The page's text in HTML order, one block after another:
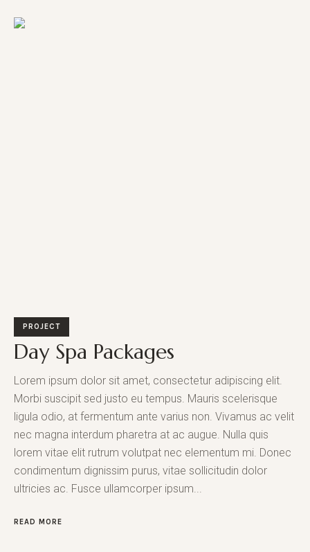
PROJECT
Day Spa Packages
Lorem ipsum dolor sit amet, consectetur adipiscing elit.
Morbi suscipit sed justo eu tempus. Mauris scelerisque
ligula odio, at fermentum ante varius non. Vivamus ac velit
nec magna interdum pharetra at ac augue. Nulla quis
lorem vitae elit rutrum volutpat nec elementum mi. Donec
condimentum dignissim purus, vitae sollicitudin dolor
ultricies ac. Fusce ullamcorper ipsum...
READ MORE